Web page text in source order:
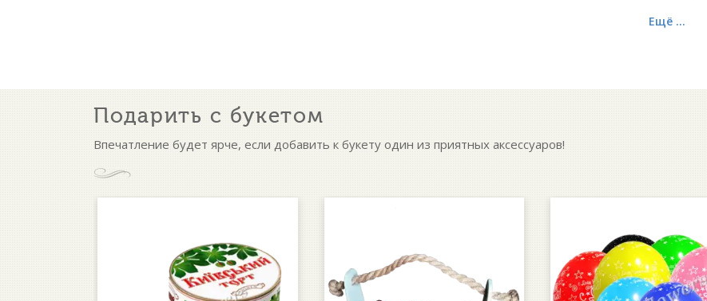
Ещё ...
Подарить с букетом
Впечатление будет ярче, если добавить к букету один из приятных аксессуаров!